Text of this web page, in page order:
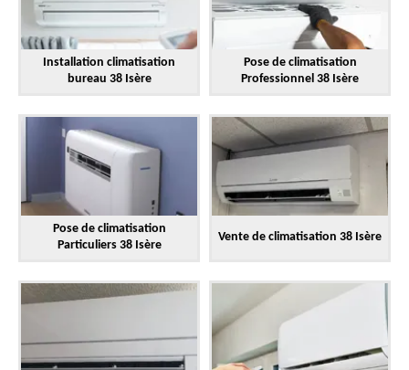
Installation climatisation
bureau 38 Isère
Pose de climatisation
Professionnel 38 Isère
Pose de climatisation
Particuliers 38 Isère
Vente de climatisation 38 Isère